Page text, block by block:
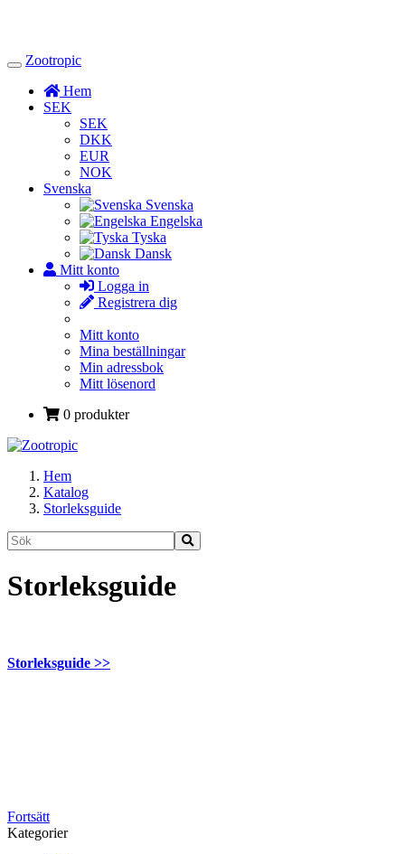
Toggle
Navigation
Zootropic
Hem
SEK
SEK
DKK
EUR
NOK
Svenska
Svenska
Engelska
Tyska
Dansk
Mitt konto
Logga in
Registrera dig
Mitt konto
Mina beställningar
Min adressbok
Mitt lösenord
0 produkter
Hem
Katalog
Storleksguide
Storleksguide
Storleksguide >>
Fortsätt
Kategorier